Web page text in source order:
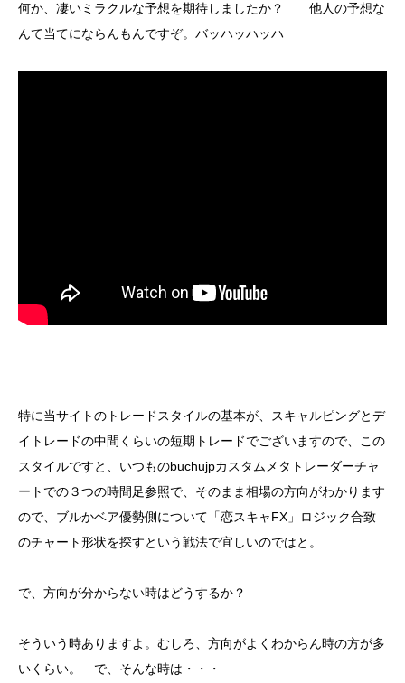
何か、凄いミラクルな予想を期待しましたか？ 他人の予想な
んて当てにならんもんですぞ。バッハッハッハ
特に当サイトのトレードスタイルの基本が、スキャルピングとデ
イトレードの中間くらいの短期トレードでございますので、この
スタイルですと、いつものbuchujpカスタムメタトレーダーチャ
ートでの３つの時間足参照で、そのまま相場の方向がわかります
ので、ブルかベア優勢側について「恋スキャFX」ロジック合致
のチャート形状を探すという戦法で宜しいのではと。
で、方向が分からない時はどうするか？
そういう時ありますよ。むしろ、方向がよくわからん時の方が多
いくらい。 で、そんな時は・・・